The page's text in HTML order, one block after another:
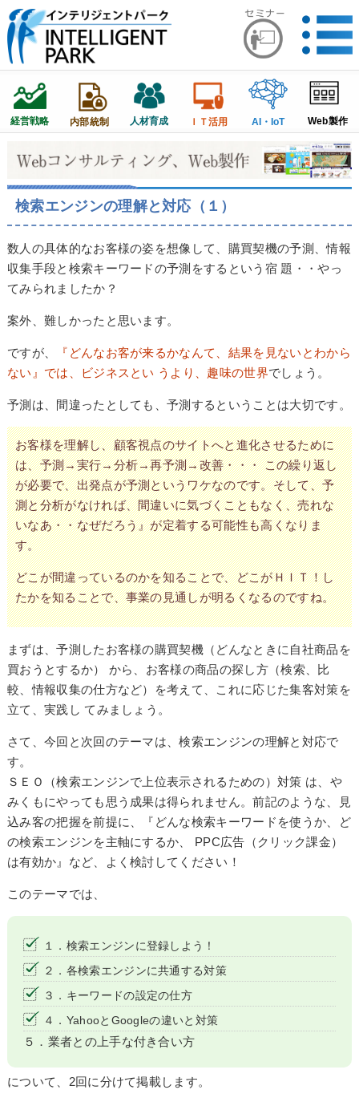
経営戦略 内部統制 人材育成 ＩＴ活用 AI・IoT Web製作
検索エンジンの理解と対応（１）
数人の具体的なお客様の姿を想像して、購買契機の予測、情報
収集手段と検索キーワードの予測をするという宿 題・・やっ
てみられましたか？
案外、難しかったと思います。
ですが、
『どんなお客が来るかなんて、結果を見ないとわから
ない』では、ビジネスとい うより、趣味の世界でしょう。
予測は、間違ったとしても、予測するということは大切です。
お客様を理解し、顧客視点のサイトへと進化させるために
は、予測→実行→分析→再予測→改善・・・ この繰り返し
が必要で、出発点が予測というワケなのです。そして、予
測と分析がなければ、間違いに気づくこともなく、売れな
いなあ・・なぜだろう』が定着する可能性も高くなりま
す。
どこが間違っているのかを知ることで、どこがＨＩＴ！し
たかを知ることで、事業の見通しが明るくなるのですね。
まずは、予測したお客様の購買契機（どんなときに自社商品を
買おうとするか） から、お客様の商品の探し方（検索、比
較、情報収集の仕方など）を考えて、これに応じた集客対策を
立て、実践し てみましょう。
さて、今回と次回のテーマは、検索エンジンの理解と対応で
す。
ＳＥＯ（検索エンジンで上位表示されるための）対策 は、や
みくもにやっても思う成果は得られません。前記のような、見
込み客の把握を前提に、『どんな検索キーワードを使うか、ど
の検索エンジンを主軸にするか、 PPC広告（クリック課金）
は有効か』など、よく検討してください！
このテーマでは、
１．検索エンジンに登録しよう！
２．各検索エンジンに共通する対策
３．キーワードの設定の仕方
４．YahooとGoogleの違いと対策
５．業者との上手な付き合い方
について、2回に分けて掲載します。